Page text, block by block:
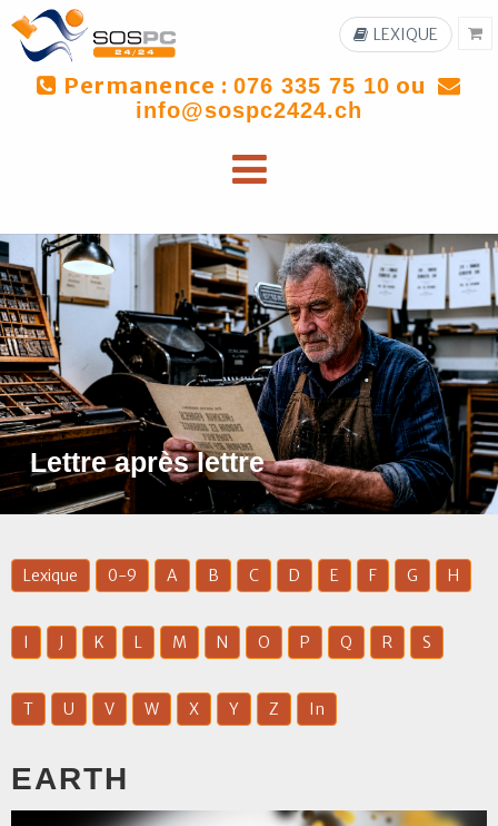
Permanence : 076 335 75 10 ou
info@sospc2424.ch
LEXIQUE
Lettre après lettre
Lexique 0-9 A B C D E F G H
I J K L M N O P Q R S
T U V W X Y Z In
EARTH